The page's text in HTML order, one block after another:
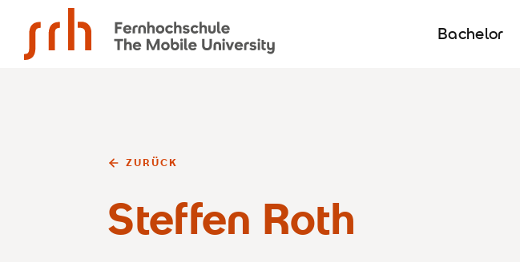
Bachelor
ZURÜCK
Steffen Roth